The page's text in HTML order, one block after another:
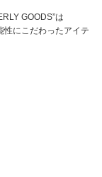
GOODS”は
性にこだわったアイテ